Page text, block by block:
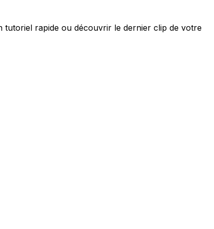
rapide ou découvrir le dernier clip de votre